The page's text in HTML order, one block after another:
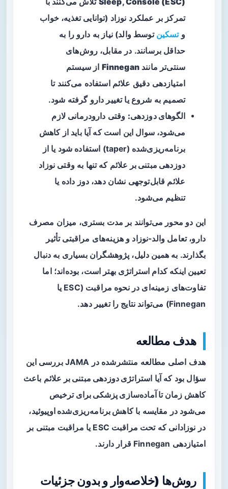
تمرکز بر عملکرد نوزاد (توانایی تغذیه، خواب
وتسکین توسط والد) نیاز به دارو را به
حداقل برسانند. در مقابل، روش‌های
سنتی‌تر مانندFinnegan از سیستم
امتیازدهی دقیق علائم استفاده می‌کنند تا
تصمیم به شروع یا تغییر دارو گرفته شود.
الگوهای دوزدهی: وقتی دارودرمانی لازم
می‌شود، سوال این است که آیا باید ازکاهش
برنامه‌ریزی‌شده (taper) استفاده شود یا از
دوزدهی مبتنی بر علائم که تنها به وقتی نوزاد
علائم قابل‌توجهی نشان دهد، دوز داده یا
تنظیم می‌شود.
این دو محور می‌توانند بر مدت بستری، میزان مصرف
دارو، تعامل والد-نوزاد و هزینه‌های مراقبتی تأثیر
بگذارند. به همین دلیل، پژوهشگران بسیاری به دنبال
تعیین اینکه کدام استراتژی بهتر است، بوده‌اند؛ اما
تفاوت‌های زمینه‌ای در نحوه مراقبت (ESC یا
Finnegan) می‌تواند نتایج را تغییر دهد.
هدف مطالعه
هدف اصلی مطالعه منتشرشده در JAMA بررسی این
سؤال بود که آیا استراتژی دوزدهی مبتنی بر علائم باعث
کاهش زمان تا آماده‌سازی پزشکی برای ترخیص
می‌شود در مقایسه باکاهش برنامه‌ریزی‌شده اوپیوئید،
در نوزادانی که تحت مراقبت ESC یا مراقبت مبتنی بر
امتیازدهی Finnegan قرار دارند.
روش‌ها (خلاصه‌وار و بدون جزئیات